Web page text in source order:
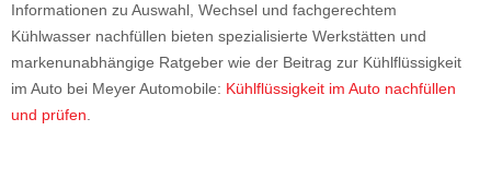
Informationen zu Auswahl, Wechsel und fachgerechtem
Kühlwasser nachfüllen bieten spezialisierte Werkstätten und
markenunabhängige Ratgeber wie der Beitrag zur Kühlflüssigkeit
im Auto bei Meyer Automobile: Kühlflüssigkeit im Auto nachfüllen
und prüfen.